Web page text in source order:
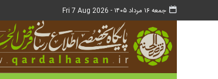
جمعه ۱۶ مرداد ۱۴۰۵ - Fri 7 Aug 2026